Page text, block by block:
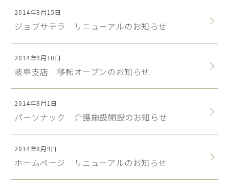
2014年9月15日
ジョブサテラ リニューアルのお知らせ
2014年9月10日
岐阜支店 移転オープンのお知らせ
2014年9月1日
パーソナック 介護施設開設のお知らせ
2014年8月9日
ホームページ リニューアルのお知らせ